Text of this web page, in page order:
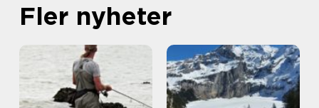
Fler nyheter